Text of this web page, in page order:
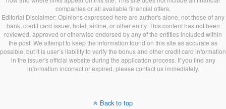
连接Upromise账户和你的Savings账
户。
开户90天内从外部银行转入一笔钱（仅
第一年）。一年共转入10笔钱。
开户90天内从外部银行转入5000刀（仅
companies or all available financial offers.
Editorial Disclaimer: Opinions expressed here are author's alone, not those of any
bank, credit card issuer, hotel, airline, or other entity. This content has not been
reviewed, approved or otherwise endorsed by any of the entities included within
the post. We attempt to keep the information found on this site as accurate as
possible, but it is user’s liability to verify the bonus and other credit card information
in the issuer's official website during the application process. If you find any
information incorrect or expired, please contact us immediately.
Back to top